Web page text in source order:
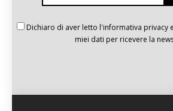
Dichiaro di aver letto l'informativa privacy
miei dati per ricevere la